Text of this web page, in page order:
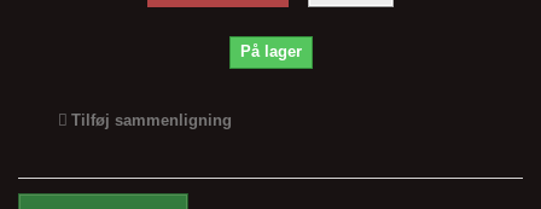
På lager
Tilføj sammenligning